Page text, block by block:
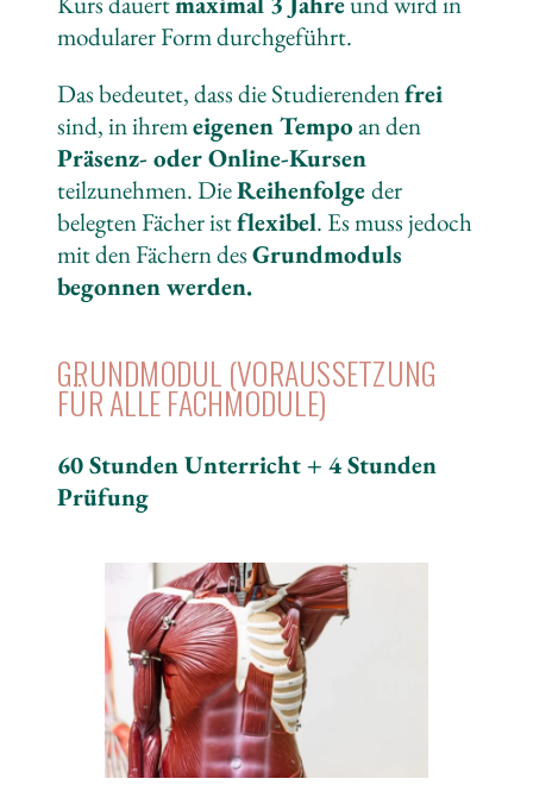
modularer Form durchgeführt.
Das bedeutet, dass die Studierendenfrei
sind, in ihremeigenen Tempoan den
Präsenz- oder Online-Kursen
teilzunehmen. DieReihenfolgeder
belegten Fächer istflexibel. Es muss jedoch
mit den Fächern desGrundmoduls
begonnen werden.
GRUNDMODUL (VORAUSSETZUNG
FÜR ALLE FACHMODULE)
60 Stunden Unterricht + 4 Stunden
Prüfung